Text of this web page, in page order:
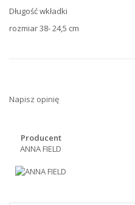
Długość wkładki
rozmiar 38- 24,5 cm
Napisz opinię
Producent
ANNA FIELD